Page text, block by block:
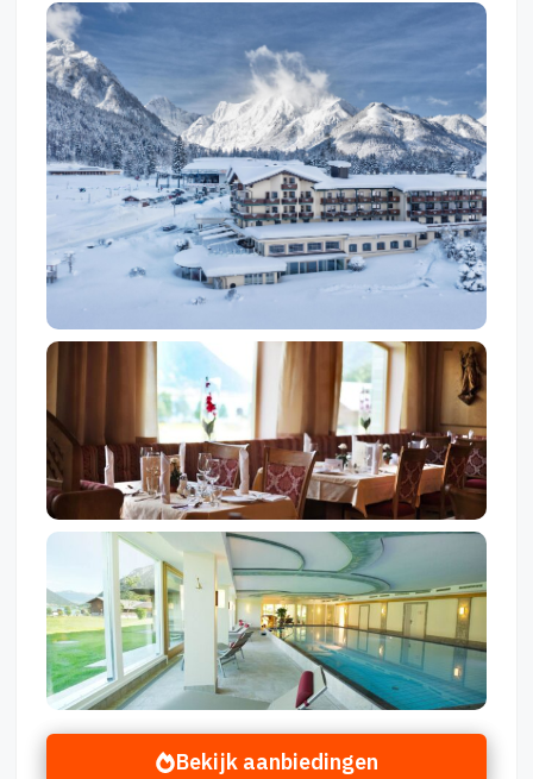
Bekijk aanbiedingen